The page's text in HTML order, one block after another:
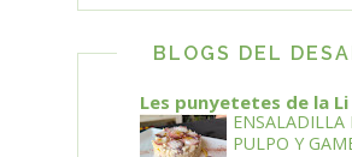
BLOGS DEL
Les punyetetes de la Li
ENSALADILLA
PULPO Y